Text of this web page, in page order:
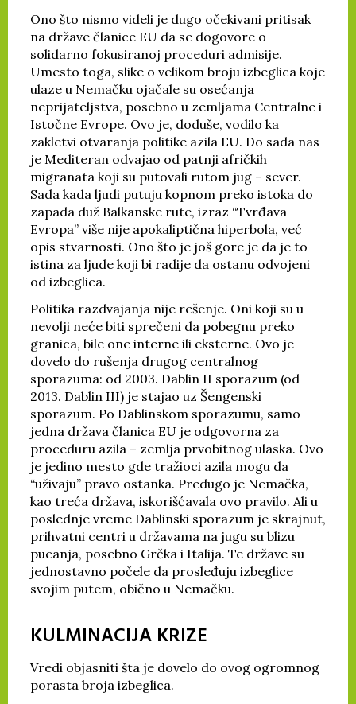
Ono što nismo videli je dugo očekivani pritisak
na države članice EU da se dogovore o
solidarno fokusiranoj proceduri admisije.
Umesto toga, slike o velikom broju izbeglica koje
ulaze u Nemačku ojačale su osećanja
neprijateljstva, posebno u zemljama Centralne i
Istočne Evrope. Ovo je, doduše, vodilo ka
zakletvi otvaranja politike azila EU. Do sada nas
je Mediteran odvajao od patnji afričkih
migranata koji su putovali rutom jug – sever.
Sada kada ljudi putuju kopnom preko istoka do
zapada duž Balkanske rute, izraz “Tvrđava
Evropa” više nije apokaliptična hiperbola, već
opis stvarnosti. Ono što je još gore je da je to
istina za ljude koji bi radije da ostanu odvojeni
od izbeglica.
Politika razdvajanja nije rešenje. Oni koji su u
nevolji neće biti sprečeni da pobegnu preko
granica, bile one interne ili eksterne. Ovo je
dovelo do rušenja drugog centralnog
sporazuma: od 2003. Dablin II sporazum (od
2013. Dablin III) je stajao uz Šengenski
sporazum. Po Dablinskom sporazumu, samo
jedna država članica EU je odgovorna za
proceduru azila – zemlja prvobitnog ulaska. Ovo
je jedino mesto gde tražioci azila mogu da
“uživaju” pravo ostanka. Predugo je Nemačka,
kao treća država, iskorišćavala ovo pravilo. Ali u
poslednje vreme Dablinski sporazum je skrajnut,
prihvatni centri u državama na jugu su blizu
pucanja, posebno Grčka i Italija. Te države su
jednostavno počele da prosleđuju izbeglice
svojim putem, obično u Nemačku.
KULMINACIJA KRIZE
Vredi objasniti šta je dovelo do ovog ogromnog
porasta broja izbeglica.